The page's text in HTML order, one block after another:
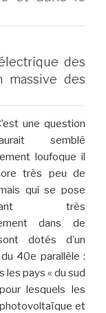
des
massive des
une question
semblé
loufoque il
très peu de
qui se pose
très
dans de
dotés d’un
40e parallèle :
les pays « du sud
lesquels les
et